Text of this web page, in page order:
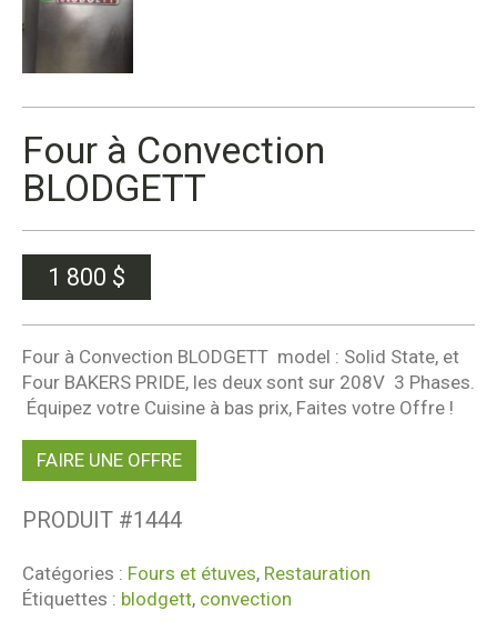
Four à Convection
BLODGETT
1 800 $
Four à Convection BLODGETT model : Solid State, et
Four BAKERS PRIDE, les deux sont sur 208V 3 Phases.
Équipez votre Cuisine à bas prix, Faites votre Offre !
FAIRE UNE OFFRE
PRODUIT #1444
Catégories : Fours et étuves, Restauration
Étiquettes : blodgett, convection